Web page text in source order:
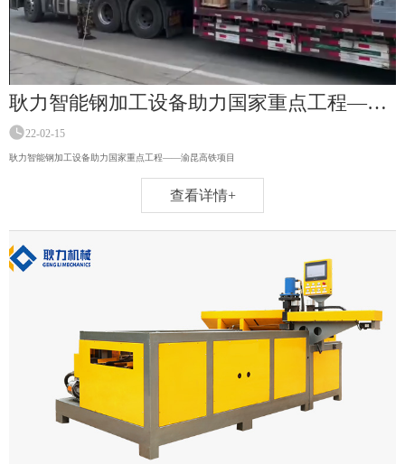
耿力智能钢加工设备助力国家重点工程——渝昆高铁项目
22-02-15
耿力智能钢加工设备助力国家重点工程——渝昆高铁项目
查看详情+